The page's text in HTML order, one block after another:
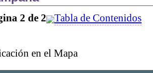
2 de 2 Tabla de Contenidos
en el Mapa